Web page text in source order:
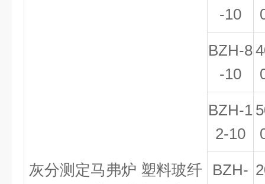
灰分测定马弗炉 塑料玻纤
-10
BZH-8
-10
BZH-1
2-10
BZH-